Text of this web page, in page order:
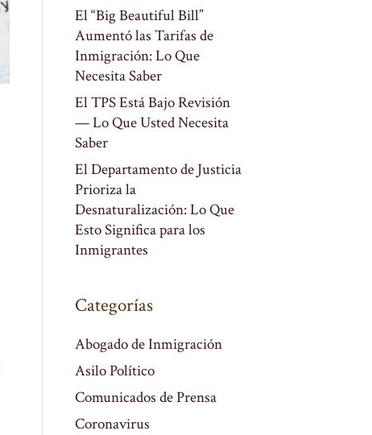
El “Big Beautiful Bill”
Aumentó las Tarifas de
Inmigración: Lo Que
Necesita Saber
El TPS Está Bajo Revisión
— Lo Que Usted Necesita
Saber
El Departamento de Justicia
Prioriza la
Desnaturalización: Lo Que
Esto Significa para los
Inmigrantes
Categorías
Abogado de Inmigración
Asilo Político
Comunicados de Prensa
Coronavirus